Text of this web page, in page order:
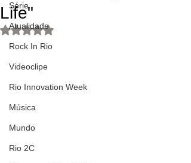
Série
Atualidade
Rock In Rio
Videoclipe
Rio Innovation Week
Música
Mundo
Rio 2C
Life"
Avaliado com NaN de 5 estrelas.